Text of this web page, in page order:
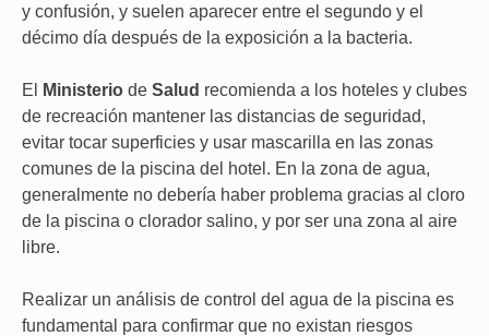
y confusión, y suelen aparecer entre el segundo y el
décimo día después de la exposición a la bacteria.
El Ministerio de Salud recomienda a los hoteles y clubes
de recreación mantener las distancias de seguridad,
evitar tocar superficies y usar mascarilla en las zonas
comunes de la piscina del hotel. En la zona de agua,
generalmente no debería haber problema gracias al cloro
de la piscina o clorador salino, y por ser una zona al aire
libre.
Realizar un análisis de control del agua de la piscina es
fundamental para confirmar que no existan riesgos